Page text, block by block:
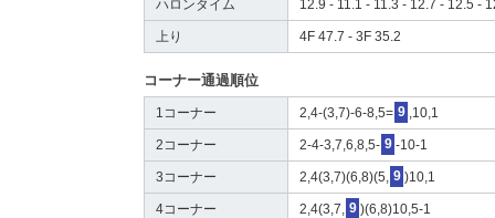
ハロンタイム 12.9 - 11.1 - 11.3 - 12.7 - 12.5 -
上り 4F 47.7 - 3F 35.2
コーナー通過順位
1コーナー 2,4-(3,7)-6-8,5= 9 ,10,1
2コーナー 2-4-3,7,6,8,5- 9 -10-1
3コーナー 2,4(3,7)(6,8)(5, 9 )10,1
4コーナー 2,4(3,7, 9 )(6,8)10,5-1